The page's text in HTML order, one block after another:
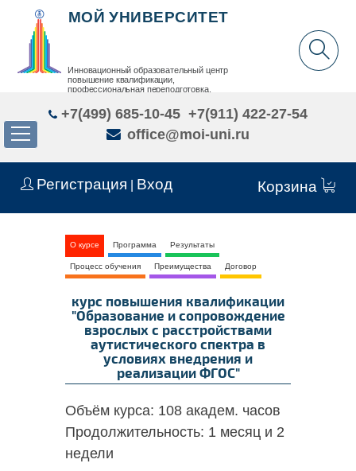
Регистрация Вход Корзина
МОЙ УНИВЕРСИТЕТ
Инновационный образовательный центр
повышение квалификации,
профессиональная переподготовка,
+7(499) 685-10-45 +7(911) 422-27-54
office@moi-uni.ru
О курсе Программа Результаты
Процесс обучения Преимущества Договор
курс повышения квалификации
"Образование и сопровождение
взрослых с расстройствами
аутистического спектра в
условиях внедрения и
реализации ФГОС"
Объём курса: 108 академ. часов
Продолжительность: 1 месяц и 2
недели